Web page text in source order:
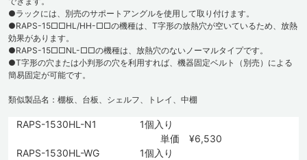
●ラックには、別売のサポートアングルを使用して取り付けます。
●RAPS-15□□HL/HH-□□の機種は、T字形の放熱穴が空いているため、放熱
効果があります。
●RAPS-15□□NL-□□の機種は、放熱穴のないノーマルタイプです。
●T字形の穴または小判形の穴を利用すれば、機器固定ベルト（別売）による
簡易固定が可能です。
類似製品名：棚板、台板、シェルフ、トレイ、中棚
RAPS-1530HL-N1
1個入り
単価 ¥6,530
RAPS-1530HL-WG
1個入り